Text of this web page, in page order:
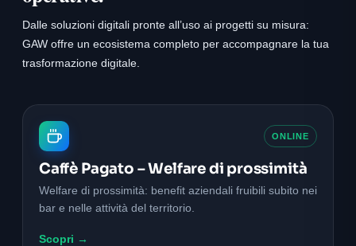
Dalle soluzioni digitali pronte all’uso ai progetti su misura:
GAW offre un ecosistema completo per accompagnare la tua
trasformazione digitale.
ONLINE
Caffè Pagato – Welfare di prossimità
Welfare di prossimità: benefit aziendali fruibili subito nei
bar e nelle attività del territorio.
Scopri →